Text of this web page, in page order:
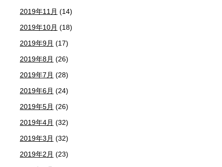
2019年11月 (14)
2019年10月 (18)
2019年9月 (17)
2019年8月 (26)
2019年7月 (28)
2019年6月 (24)
2019年5月 (26)
2019年4月 (32)
2019年3月 (32)
2019年2月 (23)